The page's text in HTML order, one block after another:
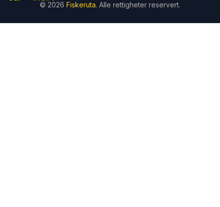
© 2026 Fiskeruta. Alle rettigheter reservert.